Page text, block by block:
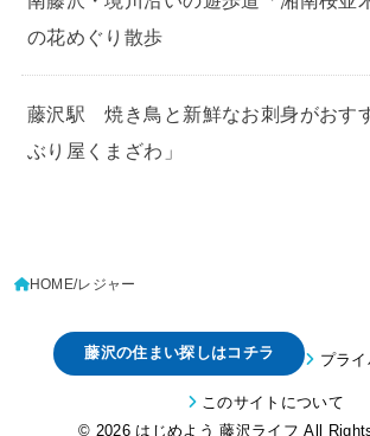
の花めぐり散歩
藤沢駅 焼き鳥と新鮮なお刺身がおす
ぶり屋くまざわ」
HOME レジャー
藤沢の住まい探しはコチラ プラ
このサイトについて
© 2026 はじめよう 藤沢ライフ All